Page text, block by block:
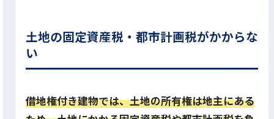
土地の固定資産税・都市計画税がかからな
い
借地権付き建物では、土地の所有権は地主にある